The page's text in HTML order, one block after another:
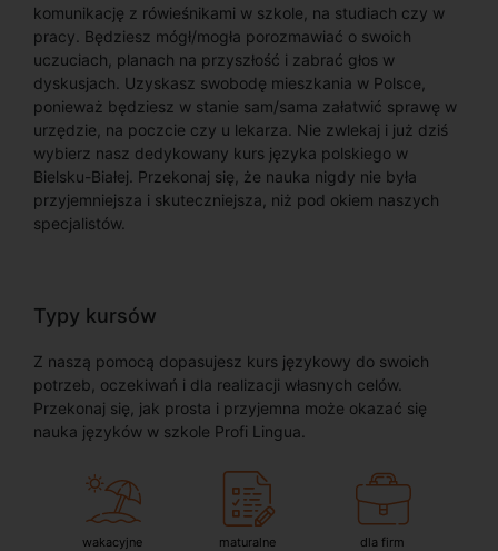
komunikację z rówieśnikami w szkole, na studiach czy w
pracy. Będziesz mógł/mogła porozmawiać o swoich
uczuciach, planach na przyszłość i zabrać głos w
dyskusjach. Uzyskasz swobodę mieszkania w Polsce,
ponieważ będziesz w stanie sam/sama załatwić sprawę w
urzędzie, na poczcie czy u lekarza. Nie zwlekaj i już dziś
wybierz nasz dedykowany kurs języka polskiego w
Bielsku-Białej. Przekonaj się, że nauka nigdy nie była
przyjemniejsza i skuteczniejsza, niż pod okiem naszych
specjalistów.
Typy kursów
Z naszą pomocą dopasujesz kurs językowy do swoich
potrzeb, oczekiwań i dla realizacji własnych celów.
Przekonaj się, jak prosta i przyjemna może okazać się
nauka języków w szkole Profi Lingua.
wakacyjne maturalne dla firm